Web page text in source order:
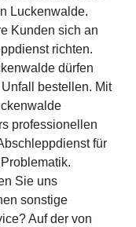
Luckenwalde.
Kunden sich an
richten.
dürfen
bestellen. Mit
professionellen
für
Sie uns
sonstige
Auf der von